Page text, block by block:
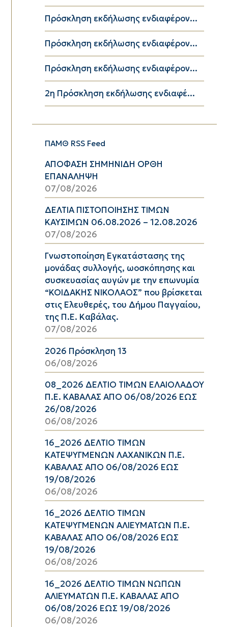
Πρόσκληση εκδήλωσης ενδιαφέρον...
Πρόσκληση εκδήλωσης ενδιαφέρον...
Πρόσκληση εκδήλωσης ενδιαφέρον...
2η Πρόσκληση εκδήλωσης ενδιαφέ...
ΠΑΜΘ RSS Feed
ΑΠΟΦΑΣΗ ΣΗΜΗΝΙΔΗ ΟΡΘΗ
ΕΠΑΝΑΛΗΨΗ
07/08/2026
ΔΕΛΤΙΑ ΠΙΣΤΟΠΟΙΗΣΗΣ ΤΙΜΩΝ
ΚΑΥΣΙΜΩΝ 06.08.2026 – 12.08.2026
07/08/2026
Γνωστοποίηση Εγκατάστασης της
μονάδας συλλογής, ωοσκόπησης και
συσκευασίας αυγών με την επωνυμία
“ΚΟΙΔΑΚΗΣ ΝΙΚΟΛΑΟΣ” που βρίσκεται
στις Ελευθερές, του Δήμου Παγγαίου,
της Π.Ε. Καβάλας.
07/08/2026
2026 Πρόσκληση 13
06/08/2026
08_2026 ΔΕΛΤΙΟ ΤΙΜΩΝ ΕΛΑΙΟΛΑΔΟΥ
Π.Ε. ΚΑΒΑΛΑΣ ΑΠΟ 06/08/2026 ΕΩΣ
26/08/2026
06/08/2026
16_2026 ΔΕΛΤΙΟ ΤΙΜΩΝ
ΚΑΤΕΨΥΓΜΕΝΩΝ ΛΑΧΑΝΙΚΩΝ Π.Ε.
ΚΑΒΑΛΑΣ ΑΠΟ 06/08/2026 ΕΩΣ
19/08/2026
06/08/2026
16_2026 ΔΕΛΤΙΟ ΤΙΜΩΝ
ΚΑΤΕΨΥΓΜΕΝΩΝ ΑΛΙΕΥΜΑΤΩΝ Π.Ε.
ΚΑΒΑΛΑΣ ΑΠΟ 06/08/2026 ΕΩΣ
19/08/2026
06/08/2026
16_2026 ΔΕΛΤΙΟ ΤΙΜΩΝ ΝΩΠΩΝ
ΑΛΙΕΥΜΑΤΩΝ Π.Ε. ΚΑΒΑΛΑΣ ΑΠΟ
06/08/2026 ΕΩΣ 19/08/2026
06/08/2026